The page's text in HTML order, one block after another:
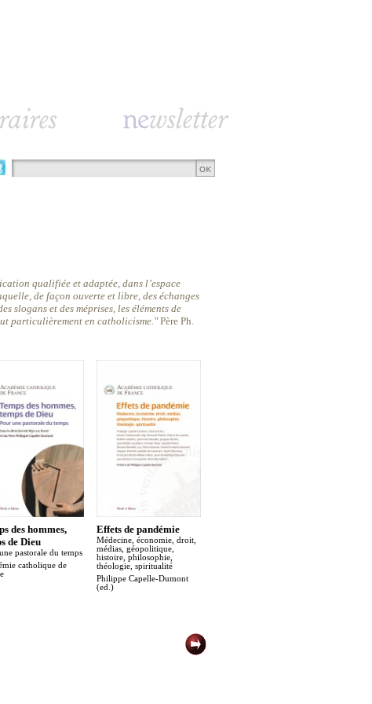
qualifiée et adaptée, dans l’espace
de façon ouverte et libre, des échanges
slogans et des méprises, les éléments de
particulièrement en catholicisme."Père Ph.
des hommes,
de Dieu
pastorale du temps
catholique de
Effets de pandémie
Médecine, économie, droit,
médias, géopolitique,
histoire, philosophie,
théologie, spiritualité
Philippe Capelle-Dumont
(ed.)